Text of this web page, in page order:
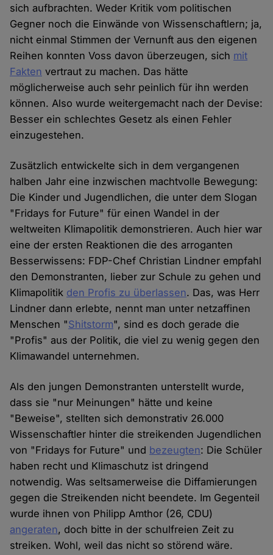
sich aufbrachten. Weder Kritik vom politischen
Gegner noch die Einwände von Wissenschaftlern; ja,
nicht einmal Stimmen der Vernunft aus den eigenen
Reihen konnten Voss davon überzeugen, sich mit
Fakten vertraut zu machen. Das hätte
möglicherweise auch sehr peinlich für ihn werden
können. Also wurde weitergemacht nach der Devise:
Besser ein schlechtes Gesetz als einen Fehler
einzugestehen.
Zusätzlich entwickelte sich in dem vergangenen
halben Jahr eine inzwischen machtvolle Bewegung:
Die Kinder und Jugendlichen, die unter dem Slogan
"Fridays for Future" für einen Wandel in der
weltweiten Klimapolitik demonstrieren. Auch hier war
eine der ersten Reaktionen die des arroganten
Besserwissens: FDP-Chef Christian Lindner empfahl
den Demonstranten, lieber zur Schule zu gehen und
Klimapolitik den Profis zu überlassen. Das, was Herr
Lindner dann erlebte, nennt man unter netzaffinen
Menschen "Shitstorm", sind es doch gerade die
"Profis" aus der Politik, die viel zu wenig gegen den
Klimawandel unternehmen.
Als den jungen Demonstranten unterstellt wurde,
dass sie "nur Meinungen" hätte und keine
"Beweise", stellten sich demonstrativ 26.000
Wissenschaftler hinter die streikenden Jugendlichen
von "Fridays for Future" und bezeugten: Die Schüler
haben recht und Klimaschutz ist dringend
notwendig. Was seltsamerweise die Diffamierungen
gegen die Streikenden nicht beendete. Im Gegenteil
wurde ihnen von Philipp Amthor (26, CDU)
angeraten, doch bitte in der schulfreien Zeit zu
streiken. Wohl, weil das nicht so störend wäre.